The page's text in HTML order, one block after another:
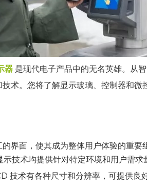
器 是现代电子产品中的无名英雄。从
术。您将了解显示玻璃、控制器和
界面，使其成为整体用户体验的重
示技术均提供针对特定环境和用户需求
技术有各种尺寸和分辨率，可提供